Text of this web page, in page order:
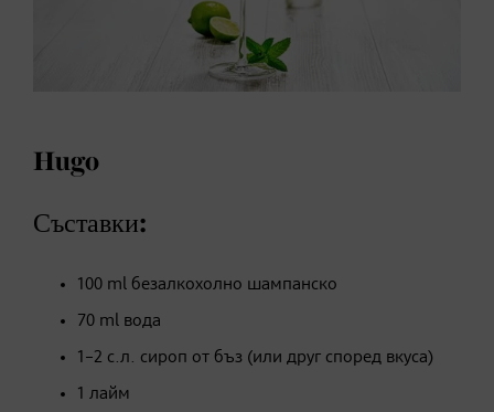
Hugo
Съставки:
100 ml безалкохолно шампанско
70 ml вода
1–2 с.л. сироп от бъз (или друг според вкуса)
1 лайм